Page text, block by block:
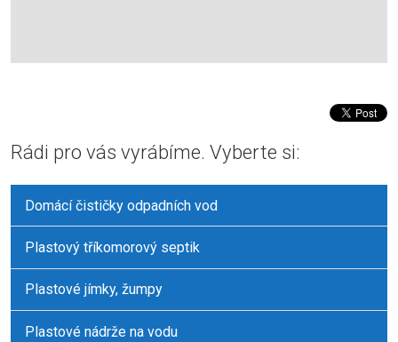
Rádi pro vás vyrábíme. Vyberte si:
Domácí čističky odpadních vod
Plastový tříkomorový septik
Plastové jímky, žumpy
Plastové nádrže na vodu